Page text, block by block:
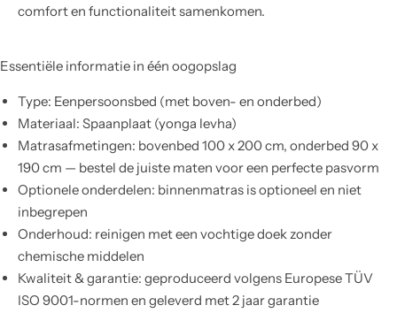
comfort en functionaliteit samenkomen.
Essentiële informatie in één oogopslag
Type: Eenpersoonsbed (met boven- en onderbed)
Materiaal: Spaanplaat (yonga levha)
Matrasafmetingen: bovenbed 100 x 200 cm, onderbed 90 x
190 cm — bestel de juiste maten voor een perfecte pasvorm
Optionele onderdelen: binnenmatras is optioneel en niet
inbegrepen
Onderhoud: reinigen met een vochtige doek zonder
chemische middelen
Kwaliteit & garantie: geproduceerd volgens Europese TÜV
ISO 9001-normen en geleverd met 2 jaar garantie